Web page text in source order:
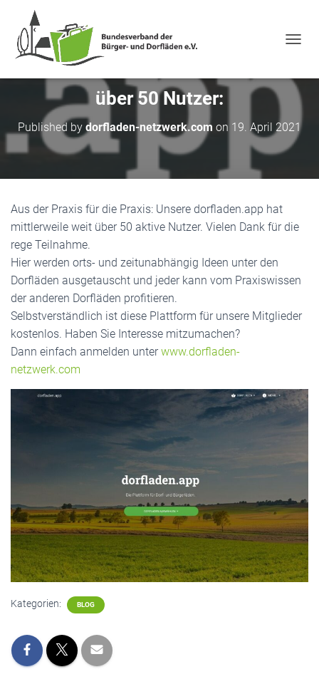
über 50 Nutzer:
Published by dorfladen-netzwerk.com on 19. April 2021
Aus der Praxis für die Praxis: Unsere dorfladen.app hat
mittlerweile weit über 50 aktive Nutzer. Vielen Dank für die
rege Teilnahme.
Hier werden orts- und zeitunabhängig Ideen unter den
Dorfläden ausgetauscht und jeder kann vom Praxiswissen
der anderen Dorfläden profitieren.
Selbstverständlich ist diese Plattform für unsere Mitglieder
kostenlos. Haben Sie Interesse mitzumachen?
Dann einfach anmelden unterwww.dorfladen-
netzwerk.com
Kategorien: BLOG